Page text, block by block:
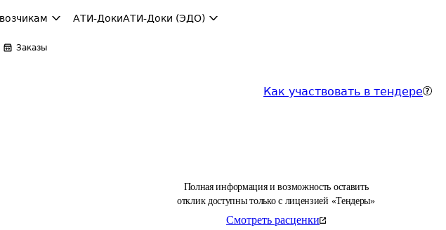
АТИ-ДокиАТИ-Доки (ЭДО)
Заказы
Как участвовать в тендере
Полная информация и возможность оставить
отклик доступны только с лицензией «Тендеры»
Смотреть расценки